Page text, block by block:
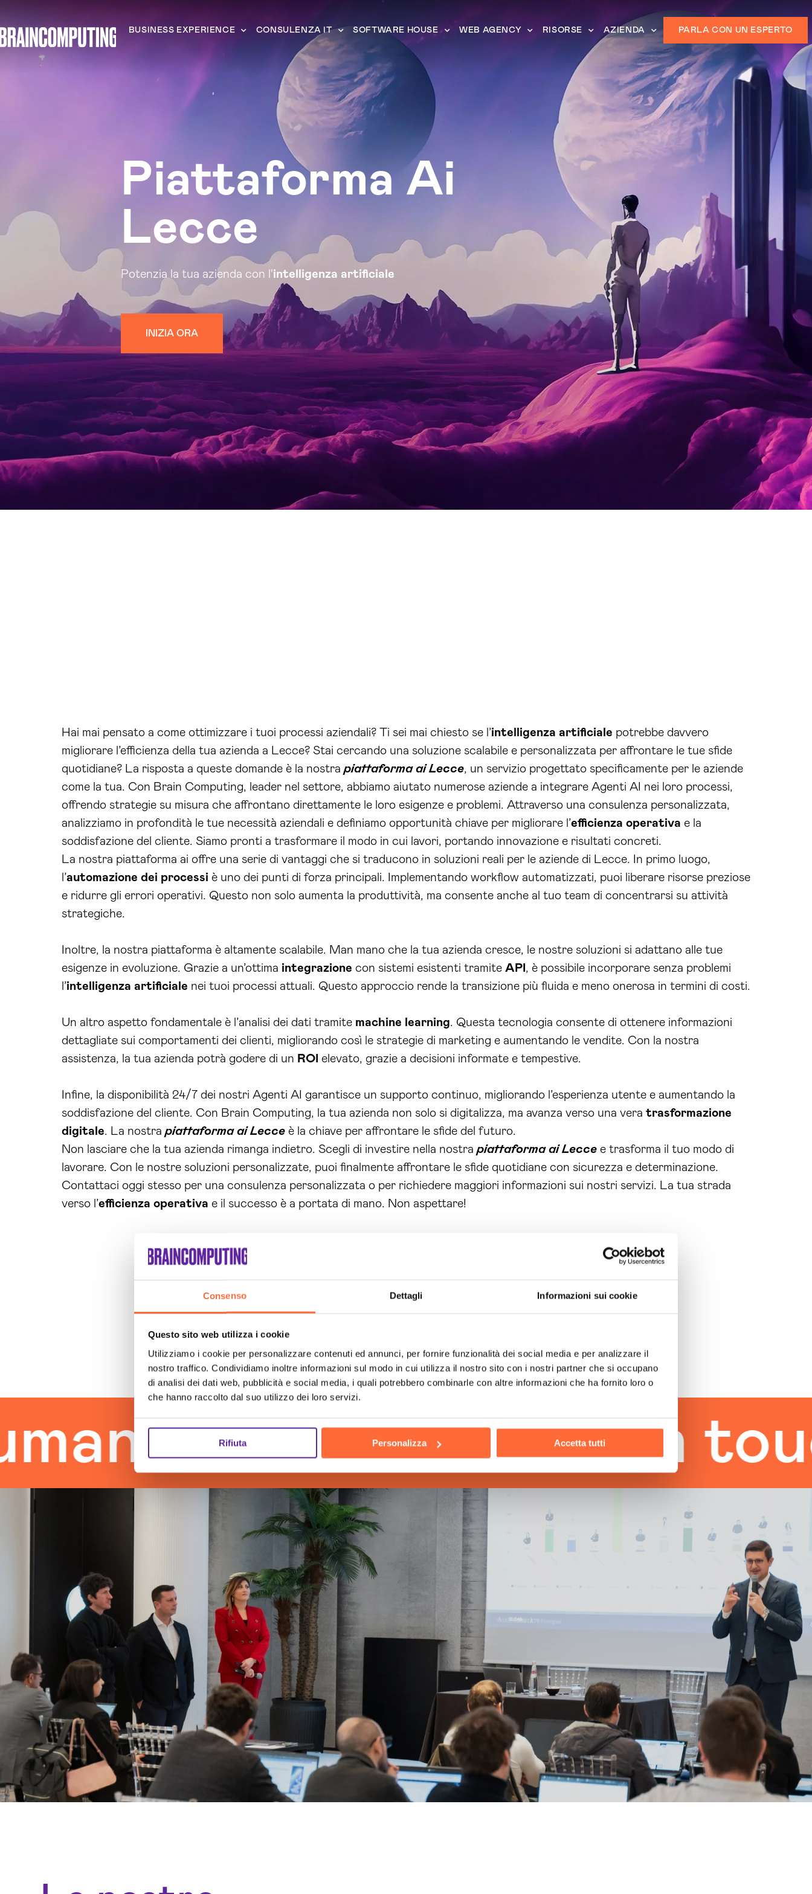
Consenso Dettagli Informazioni sui cookie
Questo sito web utilizza i cookie
Utilizziamo i cookie per personalizzare contenuti ed annunci, per fornire funzionalità dei social media e per analizzare il
nostro traffico. Condividiamo inoltre informazioni sul modo in cui utilizza il nostro sito con i nostri partner che si occupano
di analisi dei dati web, pubblicità e social media, i quali potrebbero combinarle con altre informazioni che ha fornito loro o
che hanno raccolto dal suo utilizzo dei loro servizi.
Rifiuta Personalizza Accetta tutti
BUSINESS EXPERIENCE CONSULENZA IT SOFTWARE HOUSE WEB AGENCY RISORSE AZIENDA PARLA CON UN ESPERTO
Piattaforma Ai
Lecce
Potenzia la tua azienda con l'intelligenza artificiale
INIZIA ORA
Hai mai pensato a come ottimizzare i tuoi processi aziendali? Ti sei mai chiesto se l’intelligenza artificiale potrebbe davvero
migliorare l’efficienza della tua azienda a Lecce? Stai cercando una soluzione scalabile e personalizzata per affrontare le tue sfide
quotidiane? La risposta a queste domande è la nostrapiattaforma ai Lecce, un servizio progettato specificamente per le aziende
come la tua. Con Brain Computing, leader nel settore, abbiamo aiutato numerose aziende a integrare Agenti AI nei loro processi,
offrendo strategie su misura che affrontano direttamente le loro esigenze e problemi. Attraverso una consulenza personalizzata,
analizziamo in profondità le tue necessità aziendali e definiamo opportunità chiave per migliorare l’efficienza operativa e la
soddisfazione del cliente. Siamo pronti a trasformare il modo in cui lavori, portando innovazione e risultati concreti.
La nostra piattaforma ai offre una serie di vantaggi che si traducono in soluzioni reali per le aziende di Lecce. In primo luogo,
l’automazione dei processi è uno dei punti di forza principali. Implementando workflow automatizzati, puoi liberare risorse preziose
e ridurre gli errori operativi. Questo non solo aumenta la produttività, ma consente anche al tuo team di concentrarsi su attività
strategiche.
Inoltre, la nostra piattaforma è altamente scalabile. Man mano che la tua azienda cresce, le nostre soluzioni si adattano alle tue
esigenze in evoluzione. Grazie a un’ottima integrazione con sistemi esistenti tramite API , è possibile incorporare senza problemi
l’intelligenza artificiale nei tuoi processi attuali. Questo approccio rende la transizione più fluida e meno onerosa in termini di costi.
Un altro aspetto fondamentale è l’analisi dei dati tramite machine learning. Questa tecnologia consente di ottenere informazioni
dettagliate sui comportamenti dei clienti, migliorando così le strategie di marketing e aumentando le vendite. Con la nostra
assistenza, la tua azienda potrà godere di un ROI elevato, grazie a decisioni informate e tempestive.
Infine, la disponibilità 24/7 dei nostri Agenti AI garantisce un supporto continuo, migliorando l’esperienza utente e aumentando la
soddisfazione del cliente. Con Brain Computing, la tua azienda non solo si digitalizza, ma avanza verso una vera trasformazione
digitale. La nostrapiattaforma ai Lecce è la chiave per affrontare le sfide del futuro.
Non lasciare che la tua azienda rimanga indietro. Scegli di investire nella nostrapiattaforma ai Lecce e trasforma il tuo modo di
lavorare. Con le nostre soluzioni personalizzate, puoi finalmente affrontare le sfide quotidiane con sicurezza e determinazione.
Contattaci oggi stesso per una consulenza personalizzata o per richiedere maggiori informazioni sui nostri servizi. La tua strada
verso l’efficienza operativa e il successo è a portata di mano. Non aspettare!
touch the human touch